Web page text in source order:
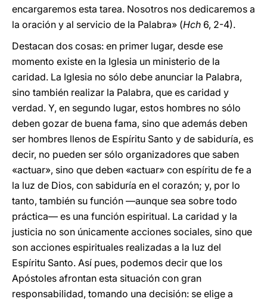
encargaremos esta tarea. Nosotros nos dedicaremos a
la oración y al servicio de la Palabra» (Hch 6, 2-4).
Destacan dos cosas: en primer lugar, desde ese
momento existe en la Iglesia un ministerio de la
caridad. La Iglesia no sólo debe anunciar la Palabra,
sino también realizar la Palabra, que es caridad y
verdad. Y, en segundo lugar, estos hombres no sólo
deben gozar de buena fama, sino que además deben
ser hombres llenos de Espíritu Santo y de sabiduría, es
decir, no pueden ser sólo organizadores que saben
«actuar», sino que deben «actuar» con espíritu de fe a
la luz de Dios, con sabiduría en el corazón; y, por lo
tanto, también su función —aunque sea sobre todo
práctica— es una función espiritual. La caridad y la
justicia no son únicamente acciones sociales, sino que
son acciones espirituales realizadas a la luz del
Espíritu Santo. Así pues, podemos decir que los
Apóstoles afrontan esta situación con gran
responsabilidad, tomando una decisión: se elige a